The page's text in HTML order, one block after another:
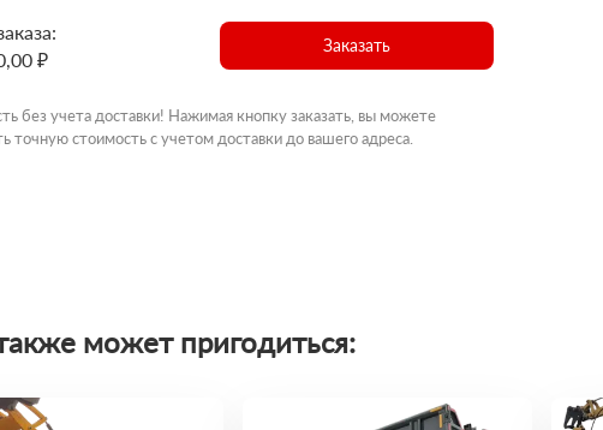
₽
Заказать
без учета доставки! Нажимая кнопку заказать, вы можете
точную стоимость с учетом доставки до вашего адреса.
может пригодиться: